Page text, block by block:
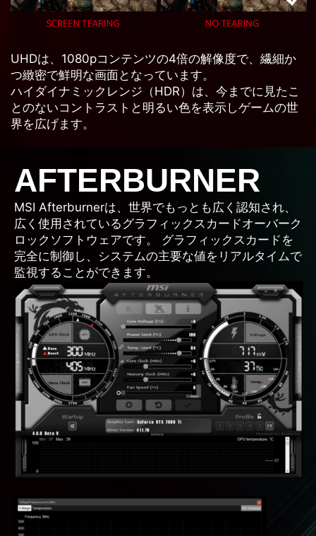
UHDは、1080pコンテンツの4倍の解像度で、繊細か
つ緻密で鮮明な画面となっています。
ハイダイナミックレンジ（HDR）は、今までに見たこ
とのないコントラストと明るい色を表示しゲームの世
界を広げます。
AFTERBURNER
MSI Afterburnerは、世界でもっとも広く認知され、
広く使用されているグラフィックスカードオーバーク
ロックソフトウェアです。 グラフィックスカードを
完全に制御し、システムの主要な値をリアルタイムで
監視することができます。